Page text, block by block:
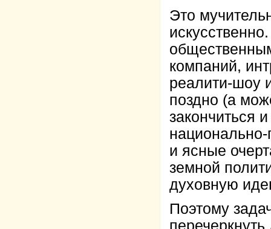
Это
компаний,
реалити-шоу
поздно (а
закончиться
и ясные
земной
духовную
Поэтому